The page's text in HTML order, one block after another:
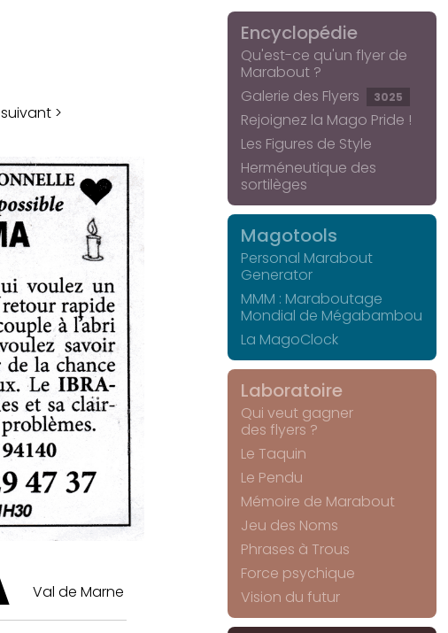
>
Val de Marne
Encyclopédie
Qu'est-ce qu'un flyer de
Marabout ?
Galerie des Flyers
3025
Rejoignez la Mago Pride !
Les Figures de Style
Herméneutique des
sortilèges
Magotools
Personal Marabout
Generator
MMM : Maraboutage
Mondial de Mégabambou
La MagoClock
Laboratoire
Qui veut gagner
des flyers ?
Le Taquin
Le Pendu
Mémoire de Marabout
Jeu des Noms
Phrases à Trous
Force psychique
Vision du futur